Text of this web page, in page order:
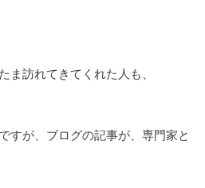
ま訪れてきてくれた人も、
すが、ブログの記事が、専門家と